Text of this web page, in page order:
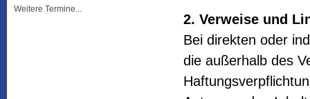
2. Verweise und
Bei direkten oder
die außerhalb des
Weitere Termine...